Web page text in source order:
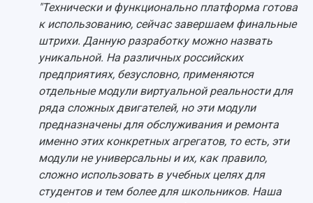
"Технически и функционально платформа готова
к использованию, сейчас завершаем финальные
штрихи. Данную разработку можно назвать
уникальной. На различных российских
предприятиях, безусловно, применяются
отдельные модули виртуальной реальности для
ряда сложных двигателей, но эти модули
предназначены для обслуживания и ремонта
именно этих конкретных агрегатов, то есть, эти
модули не универсальны и их, как правило,
сложно использовать в учебных целях для
студентов и тем более для школьников. Наша